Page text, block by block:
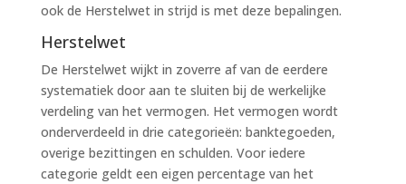
ook de Herstelwet in strijd is met deze bepalingen.
Herstelwet
De Herstelwet wijkt in zoverre af van de eerdere
systematiek door aan te sluiten bij de werkelijke
verdeling van het vermogen. Het vermogen wordt
onderverdeeld in drie categorieën: banktegoeden,
overige bezittingen en schulden. Voor iedere
categorie geldt een eigen percentage van het